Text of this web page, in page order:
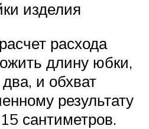
изделия
расхода
длину юбки,
и обхват
результату
сантиметров.